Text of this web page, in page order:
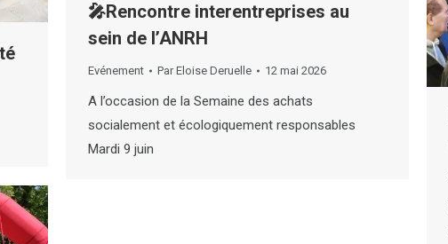
🎤Rencontre interentreprises au
sein de l’ANRH
Evénement ParEloise Deruelle 12 mai 2026
A l’occasion de la Semaine des achats
socialement et écologiquement responsables
Mardi 9 juin